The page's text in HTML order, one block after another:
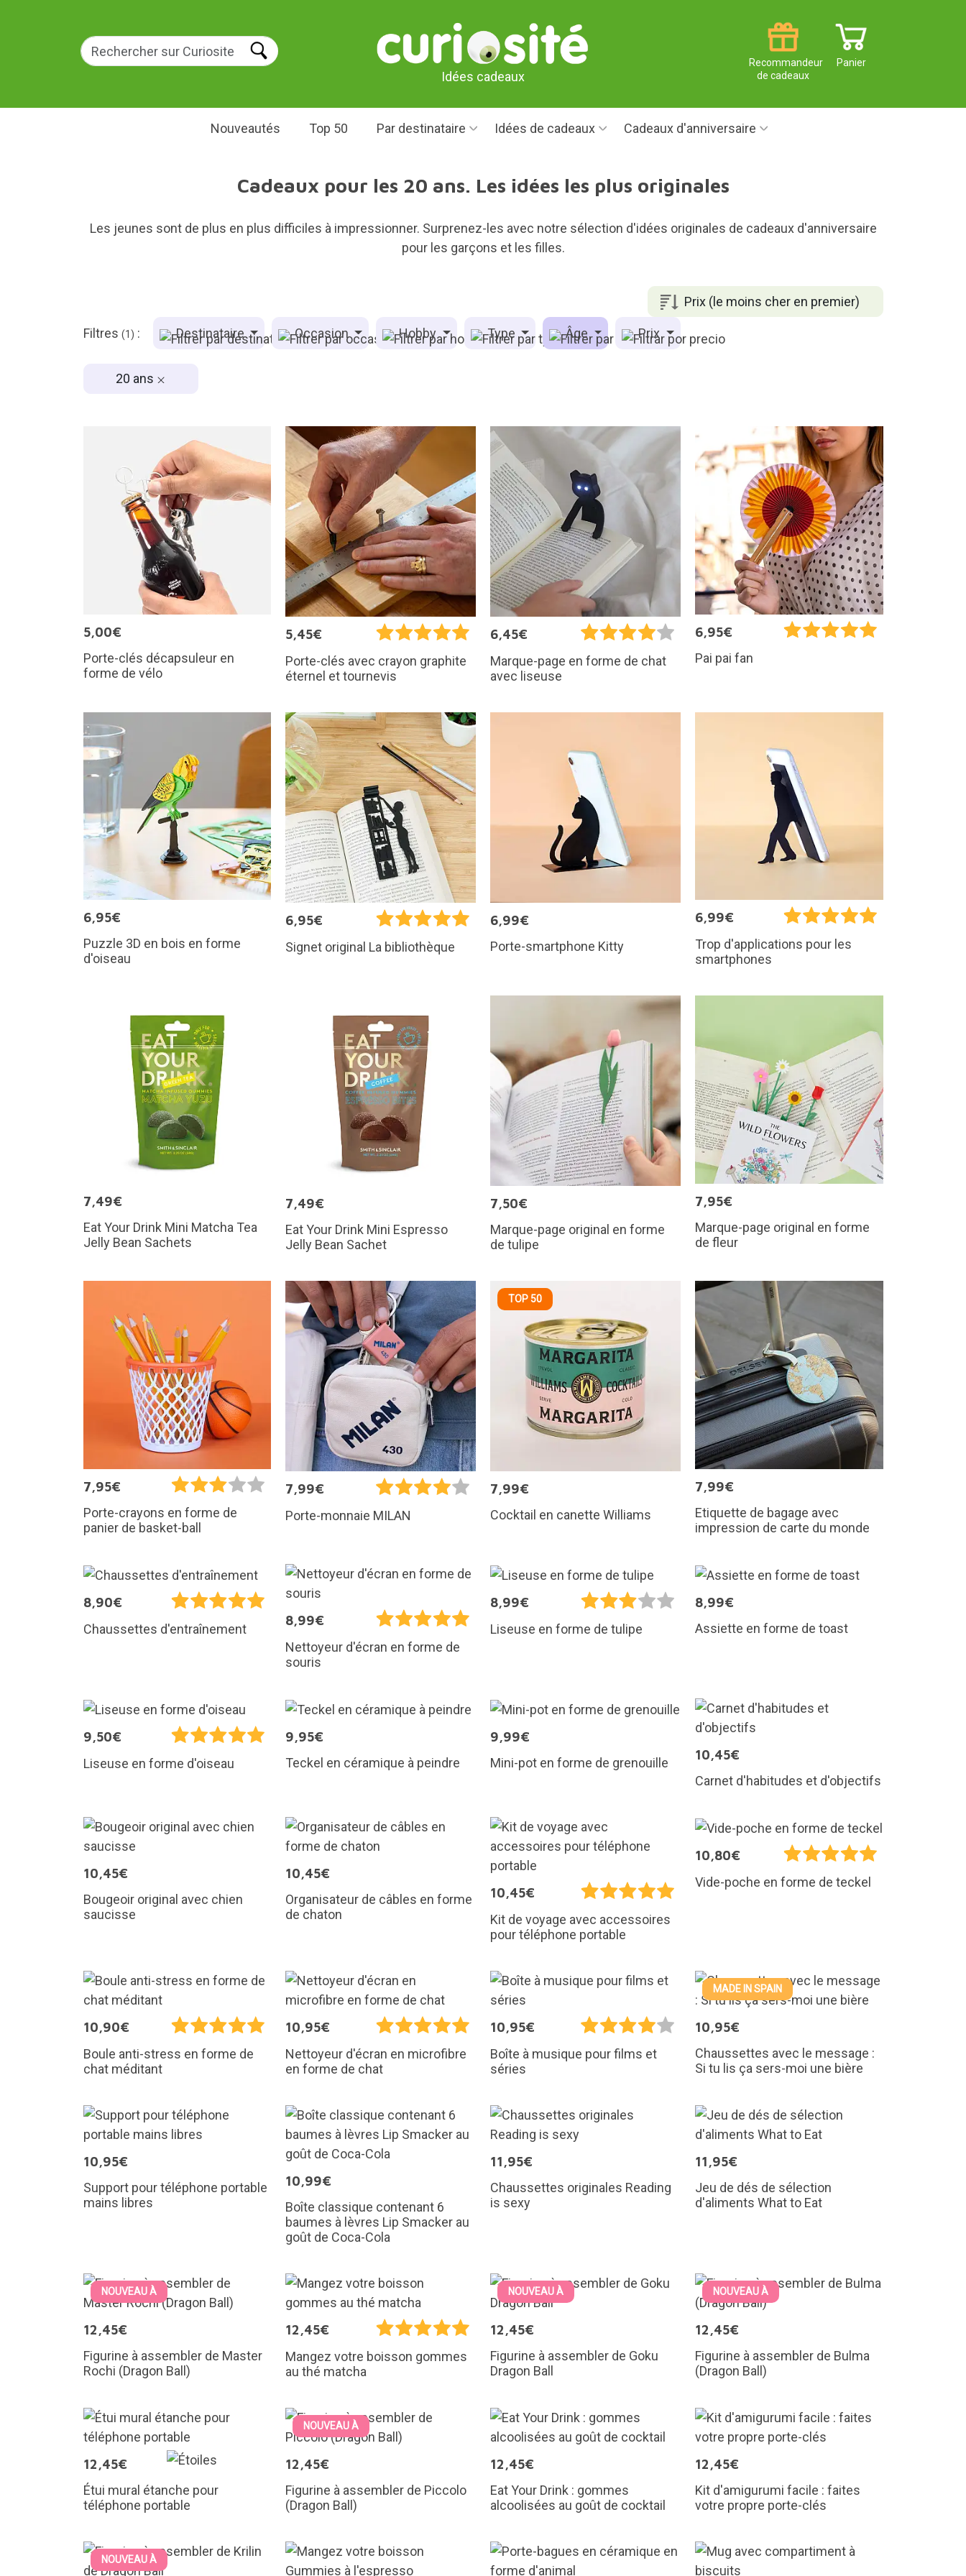
Idées cadeaux
Panier
Recommandeur
de cadeaux
Nouveautés Top 50 Par destinataire Idées de cadeaux Cadeaux d'anniversaire
Cadeaux pour les 20 ans. Les idées les plus originales
Les jeunes sont de plus en plus difficiles à impressionner. Surprenez-les avec notre sélection d'idées originales de cadeaux d'anniversaire
pour les garçons et les filles.
Prix (le moins cher en premier)
Filtres (1) : Destinataire Occasion Hobby Type Âge Prix
20 ans
5,00€
Porte-clés décapsuleur en
forme de vélo
5,45€
Porte-clés avec crayon graphite
éternel et tournevis
6,45€
Marque-page en forme de chat
avec liseuse
6,95€
Pai pai fan
6,95€
Puzzle 3D en bois en forme
d'oiseau
6,95€
Signet original La bibliothèque
6,99€
Porte-smartphone Kitty
6,99€
Trop d'applications pour les
smartphones
7,49€
Eat Your Drink Mini Matcha Tea
Jelly Bean Sachets
7,49€
Eat Your Drink Mini Espresso
Jelly Bean Sachet
7,50€
Marque-page original en forme
de tulipe
7,95€
Marque-page original en forme
de fleur
7,95€
Porte-crayons en forme de
panier de basket-ball
7,99€
Porte-monnaie MILAN
TOP 50
7,99€
Cocktail en canette Williams
7,99€
Etiquette de bagage avec
impression de carte du monde
8,90€
Chaussettes d'entraînement
8,99€
Nettoyeur d'écran en forme de
souris
8,99€
Liseuse en forme de tulipe
8,99€
Assiette en forme de toast
9,50€
Liseuse en forme d'oiseau
9,95€
Teckel en céramique à peindre
9,99€
Mini-pot en forme de grenouille
10,45€
Carnet d'habitudes et d'objectifs
10,45€
Bougeoir original avec chien
saucisse
10,45€
Organisateur de câbles en forme
de chaton
10,45€
Kit de voyage avec accessoires
pour téléphone portable
10,80€
Vide-poche en forme de teckel
10,90€
Boule anti-stress en forme de
chat méditant
10,95€
Nettoyeur d'écran en microfibre
en forme de chat
10,95€
Boîte à musique pour films et
séries
MADE IN SPAIN
10,95€
Chaussettes avec le message :
Si tu lis ça sers-moi une bière
10,95€
Support pour téléphone portable
mains libres
10,99€
Boîte classique contenant 6
baumes à lèvres Lip Smacker au
goût de Coca-Cola
11,95€
Chaussettes originales Reading
is sexy
11,95€
Jeu de dés de sélection
d'aliments What to Eat
NOUVEAU À
12,45€
Figurine à assembler de Master
Rochi (Dragon Ball)
12,45€
Mangez votre boisson gommes
au thé matcha
NOUVEAU À
12,45€
Figurine à assembler de Goku
Dragon Ball
NOUVEAU À
12,45€
Figurine à assembler de Bulma
(Dragon Ball)
12,45€
Étui mural étanche pour
téléphone portable
NOUVEAU À
12,45€
Figurine à assembler de Piccolo
(Dragon Ball)
12,45€
Eat Your Drink : gommes
alcoolisées au goût de cocktail
12,45€
Kit d'amigurumi facile : faites
votre propre porte-clés
NOUVEAU À